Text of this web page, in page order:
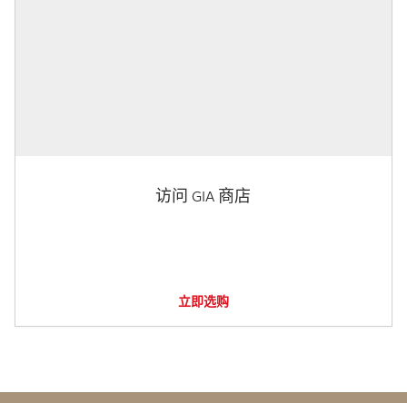
访问 GIA 商店
立即选购